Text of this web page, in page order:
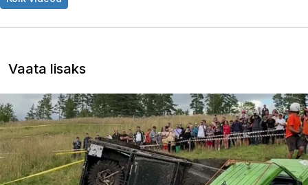
Vaata lisaks